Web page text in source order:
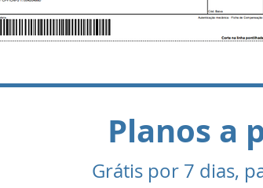
Planos a
Grátis por 7 dias,